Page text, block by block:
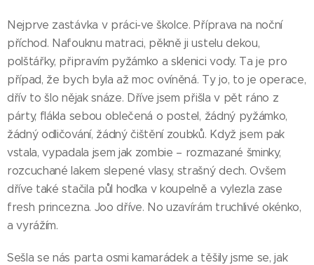
Nejprve zastávka v práci-ve školce. Příprava na noční
příchod. Nafouknu matraci, pěkně ji ustelu dekou,
polštářky, připravím pyžámko a sklenici vody. Ta je pro
případ, že bych byla až moc ovíněná. Ty jo, to je operace,
dřív to šlo nějak snáze. Dříve jsem přišla v pět ráno z
párty, flákla sebou oblečená o postel, žádný pyžámko,
žádný odličování, žádný čištění zoubků. Když jsem pak
vstala, vypadala jsem jak zombie – rozmazané šminky,
rozcuchané lakem slepené vlasy, strašný dech. Ovšem
dříve také stačila půl hoďka v koupelně a vylezla zase
fresh princezna. Joo dříve. No uzavírám truchlivé okénko,
a vyrážím.
Sešla se nás parta osmi kamarádek a těšily jsme se, jak